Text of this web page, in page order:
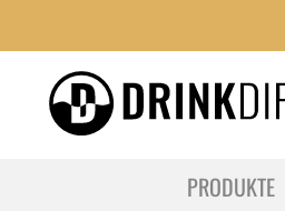
PRODUKTE